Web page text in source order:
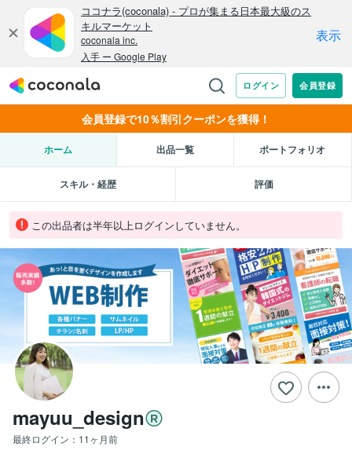
会員登録で10％割引クーポンを獲得！
ホーム 出品一覧 ポートフォリオ
スキル・経歴 評価
この出品者は半年以上ログインしていません。
mayuu_design
最終ログイン： 11ヶ月前